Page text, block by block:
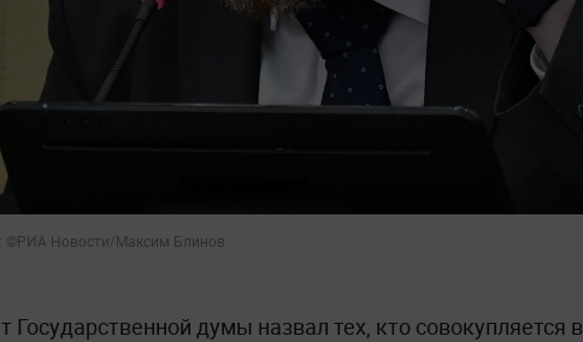
©РИА Новости/Максим Блинов
Государственной думы назвал тех, кто совокупляется в